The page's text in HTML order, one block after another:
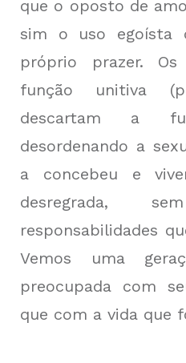
que o oposto de
sim o uso egoísta
próprio prazer.
função unitiva
descartam a
desordenando a
a concebeu e
desregrada,
responsabilidades
Vemos uma
preocupada com
que com a vida que